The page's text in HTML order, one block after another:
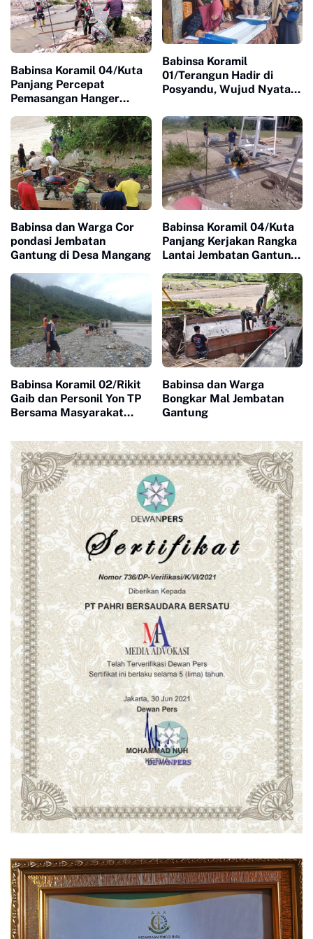
Babinsa Koramil 04/Kuta
Panjang Percepat
Pemasangan Hanger
Gantung Kejar Target
Cepat Selesai
Babinsa Koramil
01/Terangun Hadir di
Posyandu, Wujud Nyata
Kesehatan Masyarakat
Babinsa dan Warga Cor
pondasi Jembatan
Gantung di Desa Mangang
Babinsa Koramil 04/Kuta
Panjang Kerjakan Rangka
Lantai Jembatan Gantung
Babinsa Koramil 02/Rikit
Gaib dan Personil Yon TP
Bersama Masyarakat
Mengumpulkan Batu
Untuk Jembatan Gantung
Babinsa dan Warga
Bongkar Mal Jembatan
Gantung